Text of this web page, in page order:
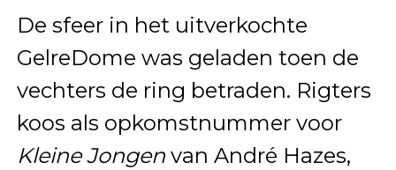
De sfeer in het uitverkochte
GelreDome was geladen toen de
vechters de ring betraden. Rigters
koos als opkomstnummer voor
Kleine Jongenvan André Hazes,